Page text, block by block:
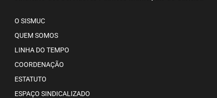
O SISMUC
QUEM SOMOS
LINHA DO TEMPO
COORDENAÇÃO
ESTATUTO
ESPAÇO SINDICALIZADO